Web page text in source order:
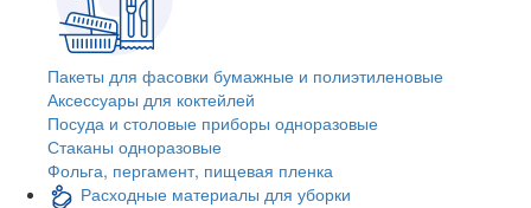
Пакеты для фасовки бумажные и полиэтиленовые
Аксессуары для коктейлей
Посуда и столовые приборы одноразовые
Стаканы одноразовые
Фольга, пергамент, пищевая пленка
Расходные материалы для уборки